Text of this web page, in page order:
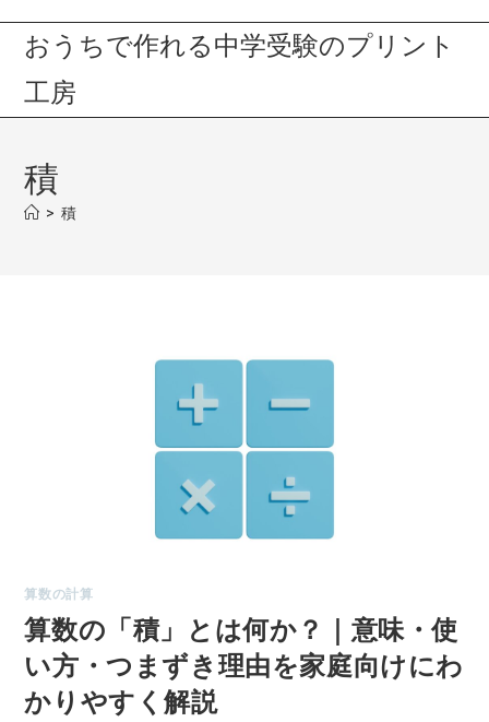
おうちで作れる中学受験のプリント
工房
積
> 積
算数の計算
算数の「積」とは何か？｜意味・使
い方・つまずき理由を家庭向けにわ
かりやすく解説